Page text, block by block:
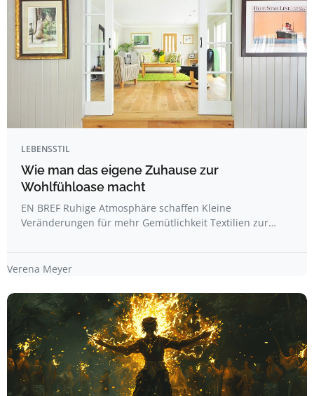
LEBENSSTIL
Wie man das eigene Zuhause zur
Wohlfühloase macht
EN BREF Ruhige Atmosphäre schaffen Kleine
Veränderungen für mehr Gemütlichkeit Textilien zur…
Verena Meyer